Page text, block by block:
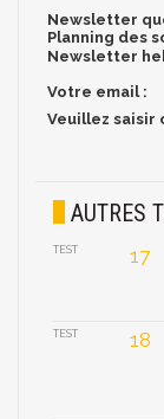
Newsletter
Planning des
Newsletter
Votre email :
Veuillez saisir
AUTRES
TEST 17
TEST 18